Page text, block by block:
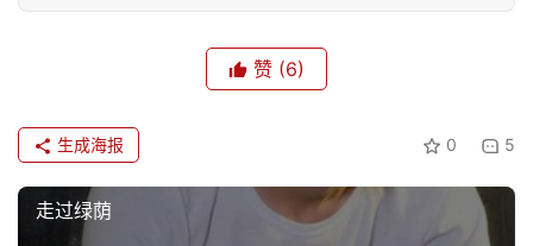
赞 (6)
0 5
生成海报
走过绿荫